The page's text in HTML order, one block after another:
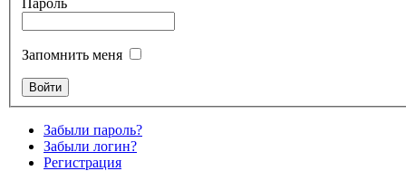
Запомнить меня
Забыли пароль?
Забыли логин?
Регистрация